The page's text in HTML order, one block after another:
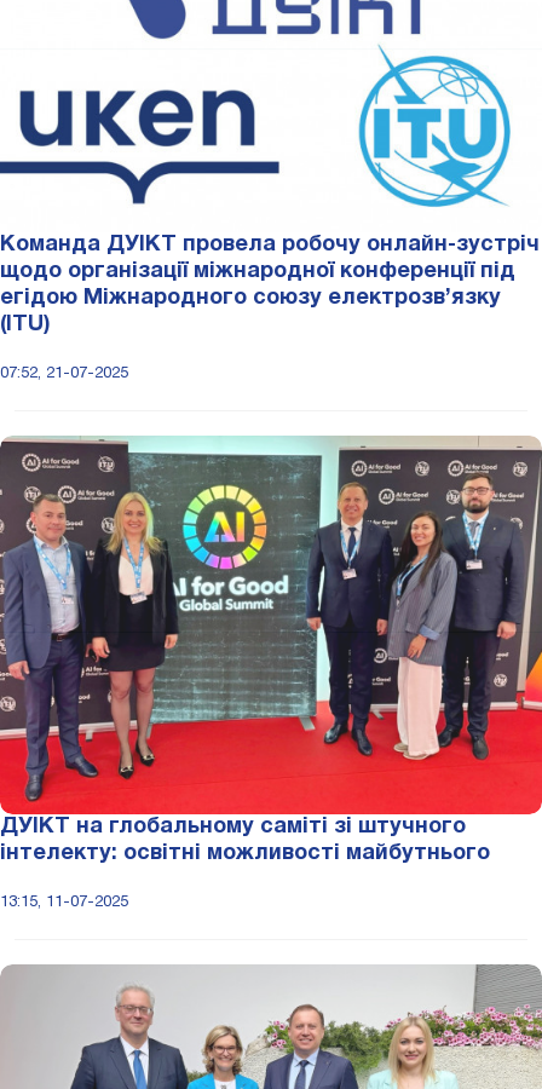
Команда ДУІКТ провела робочу онлайн-зустріч
щодо організації міжнародної конференції під
егідою Міжнародного союзу електрозв’язку
(ITU)
07:52, 21-07-2025
ДУІКТ на глобальному саміті зі штучного
інтелекту: освітні можливості майбутнього
13:15, 11-07-2025